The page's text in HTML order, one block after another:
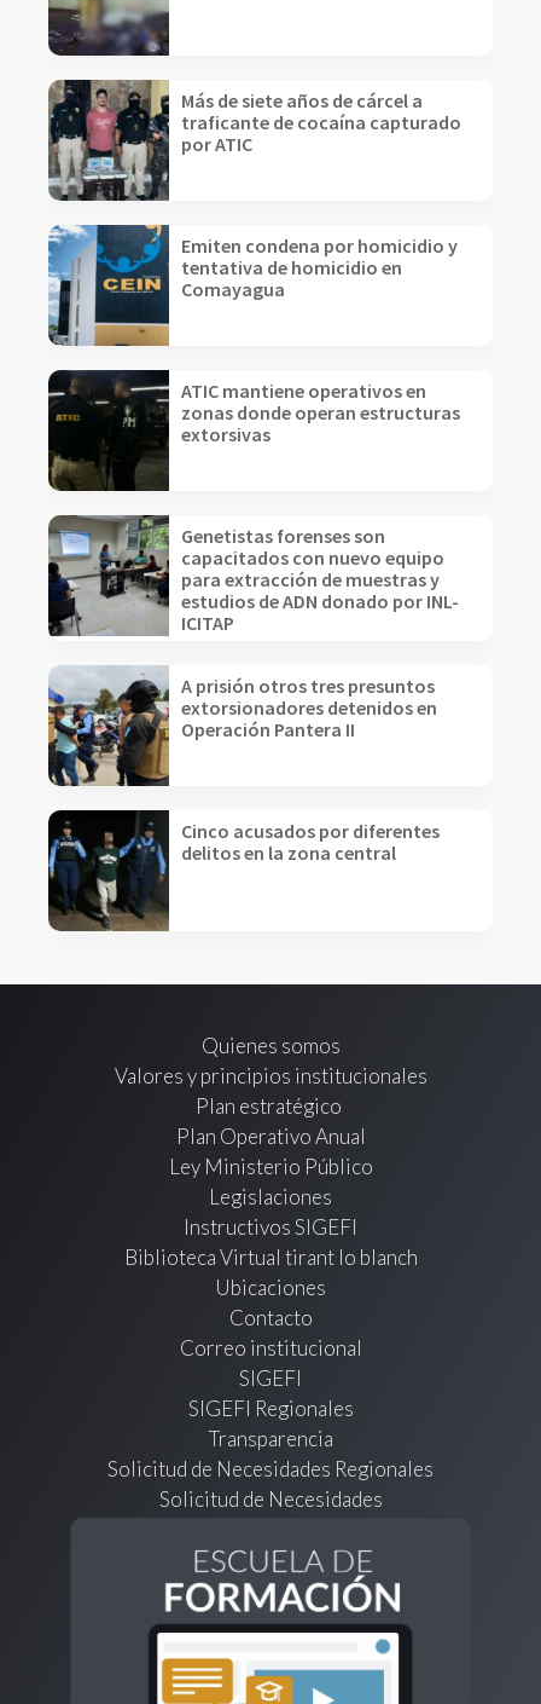
Más de siete años de cárcel a
traficante de cocaína capturado
por ATIC
Emiten condena por homicidio y
tentativa de homicidio en
Comayagua
ATIC mantiene operativos en
zonas donde operan estructuras
extorsivas
Genetistas forenses son
capacitados con nuevo equipo
para extracción de muestras y
estudios de ADN donado por INL-
ICITAP
A prisión otros tres presuntos
extorsionadores detenidos en
Operación Pantera II
Cinco acusados por diferentes
delitos en la zona central
Quienes somos
Valores y principios institucionales
Plan estratégico
Plan Operativo Anual
Ley Ministerio Público
Legislaciones
Instructivos SIGEFI
Biblioteca Virtual tirant lo blanch
Ubicaciones
Contacto
Correo institucional
SIGEFI
SIGEFI Regionales
Transparencia
Solicitud de Necesidades Regionales
Solicitud de Necesidades